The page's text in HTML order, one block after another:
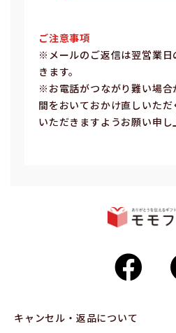
ご注意事項
※メールのご返信は翌営業⽇
きます。
※お電話がつながり難い場合
間をおいておかけ直しいた
いただきますようお願い申し
キャンセル・返品について